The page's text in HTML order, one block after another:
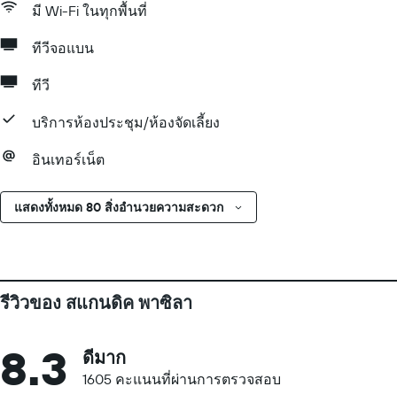
มี Wi-Fi ในทุกพื้นที่
ทีวีจอแบน
ทีวี
บริการห้องประชุม/ห้องจัดเลี้ยง
อินเทอร์เน็ต
แสดงทั้งหมด 80 สิ่งอำนวยความสะดวก
รีวิวของ สแกนดิค พาซิลา
8.3 ดีมาก
1605 คะแนนที่ผ่านการตรวจสอบ